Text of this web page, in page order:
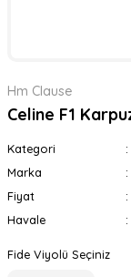
Hm Clause
Celine F1
Kategori
Marka
Fiyat
Havale
Fide Viyolü Seçiniz